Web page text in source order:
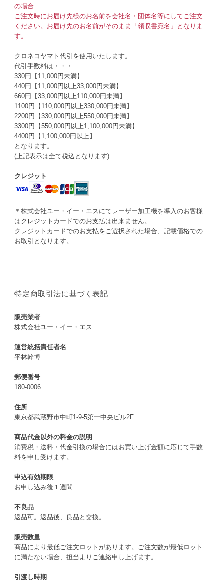
の場合
ご注文時にお届け先様のお名前を会社名・団体名等にしてご注文
ください。お届け先のお名前がそのまま「領収書宛名」となりま
す。
クロネコヤマト代引を使用いたします。
代引手数料は・・・
330円【11,000円未満】
440円【11,000円以上33,000円未満】
660円【33,000円以上110,000円未満】
1100円【110,000円以上330,000円未満】
2200円【330,000円以上550,000円未満】
3300円【550,000円以上1,100,000円未満】
4400円【1,100,000円以上】
となります。
(上記表示は全て税込となります)
クレジット
＊株式会社ユー・イー・エスにてレーザー加工機を導入のお客様
はクレジットカードでのお支払は出来ません。
クレジットカードでのお支払をご選択された場合、記載価格での
お取引となります。
特定商取引法に基づく表記
販売業者
株式会社ユー・イー・エス
運営統括責任者名
平林幹博
郵便番号
180-0006
住所
東京都武蔵野市中町1-9-5第一中央ビル2F
商品代金以外の料金の説明
消費税・送料・代金引換の場合にはお買い上げ金額に応じて手数
料を申し受けます。
申込有効期限
お申し込み後１週間
不良品
返品可。返品後、良品と交換。
販売数量
商品により最低ご注文ロットがあります。ご注文数が最低ロット
に満たない場合、担当よりご連絡申し上げます。
引渡し時期